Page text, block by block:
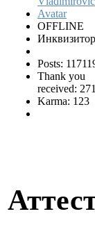
OFFLINE
Инквизитор
Posts:
Thank you
received:
Karma: 123